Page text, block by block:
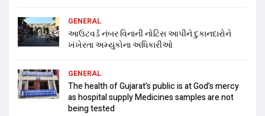
GENERAL
આઉટવર્ડ નંબર વિનાની નોટિસ આપીને દુકાનદારોને
ખંખેરતા અમ્યુકોના અધિકારીઓ
GENERAL
The health of Gujarat’s public is at God’s mercy
as hospital supply Medicines samples are not
being tested